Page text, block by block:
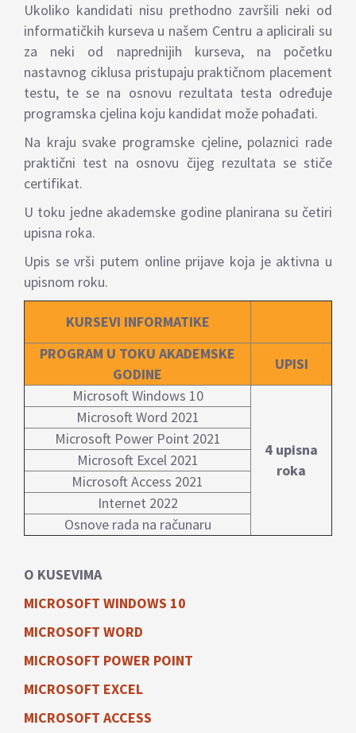
Ukoliko kandidati nisu prethodno završili neki od
informatičkih kurseva u našem Centru a aplicirali su
za neki od naprednijih kurseva, na početku
nastavnog ciklusa pristupaju praktičnom placement
testu, te se na osnovu rezultata testa određuje
programska cjelina koju kandidat može pohađati.
Na kraju svake programske cjeline, polaznici rade
praktični test na osnovu čijeg rezultata se stiče
certifikat.
U toku jedne akademske godine planirana su četiri
upisna roka.
Upis se vrši putem online prijave koja je aktivna u
upisnom roku.
KURSEVI INFORMATIKE
PROGRAM U TOKU AKADEMSKE
GODINE
UPISI
Microsoft Windows 10
4 upisna
roka
Microsoft Word 2021
Microsoft Power Point 2021
Microsoft Excel 2021
Microsoft Access 2021
Internet 2022
Osnove rada na računaru
O KUSEVIMA
MICROSOFT WINDOWS 10
MICROSOFT WORD
MICROSOFT POWER POINT
MICROSOFT EXCEL
MICROSOFT ACCESS